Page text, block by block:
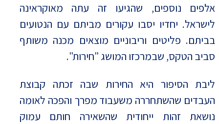
אלפים נוספים, שהגיעו זה עתה מאוקראינה
לישראל. יחדיו יסבו עקורים מביתם עם הנטועים
בביתם. פליטים וריבוניים מוצאים מכנה משותף
סביב הטקס, שבמרכזו המושג "חירות".
ליבת הסיפור היא החירות שבה זכתה קבוצת
העבדים שהשתחררה משעבוד מפרך והפכה לאומה
נושאת זהות ייחודית שהשאירה חותם עמוק